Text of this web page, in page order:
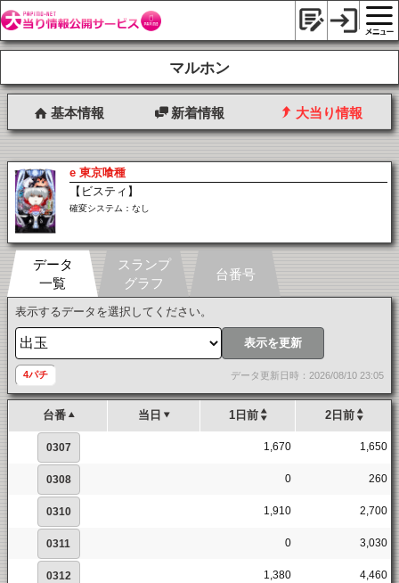
マルホン
基本情報 新着情報 大当り情報
e 東京喰種
【ビスティ】
確変システム：なし
データ
一覧
表示するデータを選択してください。
表示を更新
4パチ データ更新日時：2026/08/10 23:05
台番 当日 1日前 2日前
0307 1,670 1,650
0308 0 260
0310 1,910 2,700
0311 0 3,030
0312 1,380 4,460
スランプ
グラフ
台番号